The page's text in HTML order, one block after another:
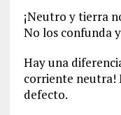
¡Neutro y tierra
No los confunda
Hay una
corriente neutra!
defecto.